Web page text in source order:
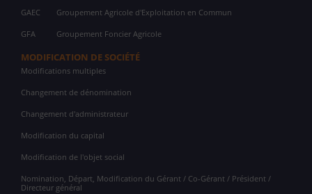
GAEC Groupement Agricole d'Exploitation en Commun
GFA Groupement Foncier Agricole
MODIFICATION DE SOCIÉTÉ
Modifications multiples
Changement de dénomination
Changement d'administrateur
Modification du capital
Modification de l'objet social
Nomination, Départ, Modification du Gérant / Co-Gérant / Président /
Directeur général